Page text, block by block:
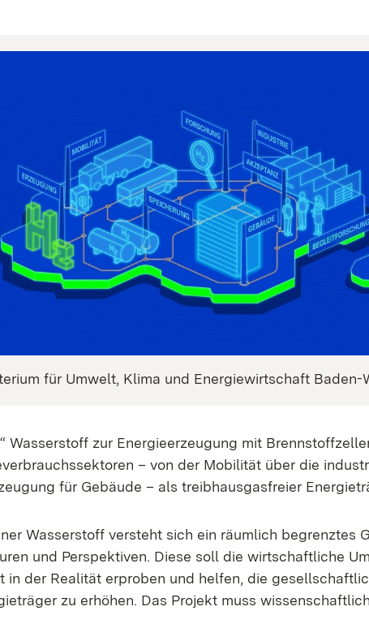
für Umwelt, Klima und Energiewirtschaft Baden-
Wasserstoff zur Energieerzeugung mit
– von der Mobilität über die
für Gebäude – als treibhausgasfreier
Wasserstoff versteht sich ein räumlich begrenztes
und Perspektiven. Diese soll die wirtschaftliche
in der Realität erproben und helfen, die
zu erhöhen. Das Projekt muss